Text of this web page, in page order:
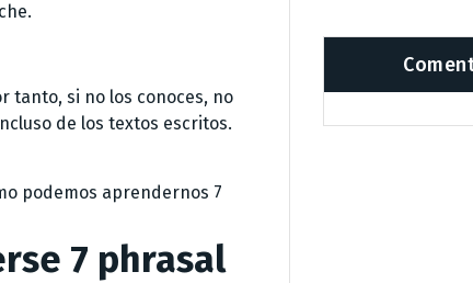
tanto, si no los conoces, no
de los textos escritos.
podemos aprendernos 7
7 phrasal